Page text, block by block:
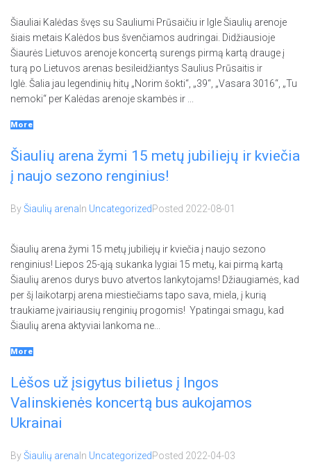
Šiauliai Kalėdas švęs su Sauliumi Prūsaičiu ir Igle Šiaulių arenoje
šiais metais Kalėdos bus švenčiamos audringai. Didžiausioje
Šiaurės Lietuvos arenoje koncertą surengs pirmą kartą drauge į
turą po Lietuvos arenas besileidžiantys Saulius Prūsaitis ir
Iglė. Šalia jau legendinių hitų „Norim šokti“, „39“, „Vasara 3016“, „Tu
nemoki“ per Kalėdas arenoje skambės ir ...
More
Šiaulių arena žymi 15 metų jubiliejų ir kviečia
į naujo sezono renginius!
ByŠiaulių arena In UncategorizedPosted 2022-08-01
Šiaulių arena žymi 15 metų jubiliejų ir kviečia į naujo sezono
renginius! Liepos 25-ąją sukanka lygiai 15 metų, kai pirmą kartą
Šiaulių arenos durys buvo atvertos lankytojams! Džiaugiamės, kad
per šį laikotarpį arena miestiečiams tapo sava, miela, į kurią
traukiame įvairiausių renginių progomis! Ypatingai smagu, kad
Šiaulių arena aktyviai lankoma ne...
More
Lėšos už įsigytus bilietus į Ingos
Valinskienės koncertą bus aukojamos
Ukrainai
ByŠiaulių arena In UncategorizedPosted 2022-04-03